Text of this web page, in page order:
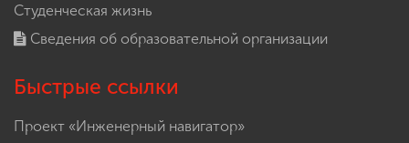
Студенческая жизнь
Сведения об образовательной организации
Быстрые ссылки
Проект «Инженерный навигатор»